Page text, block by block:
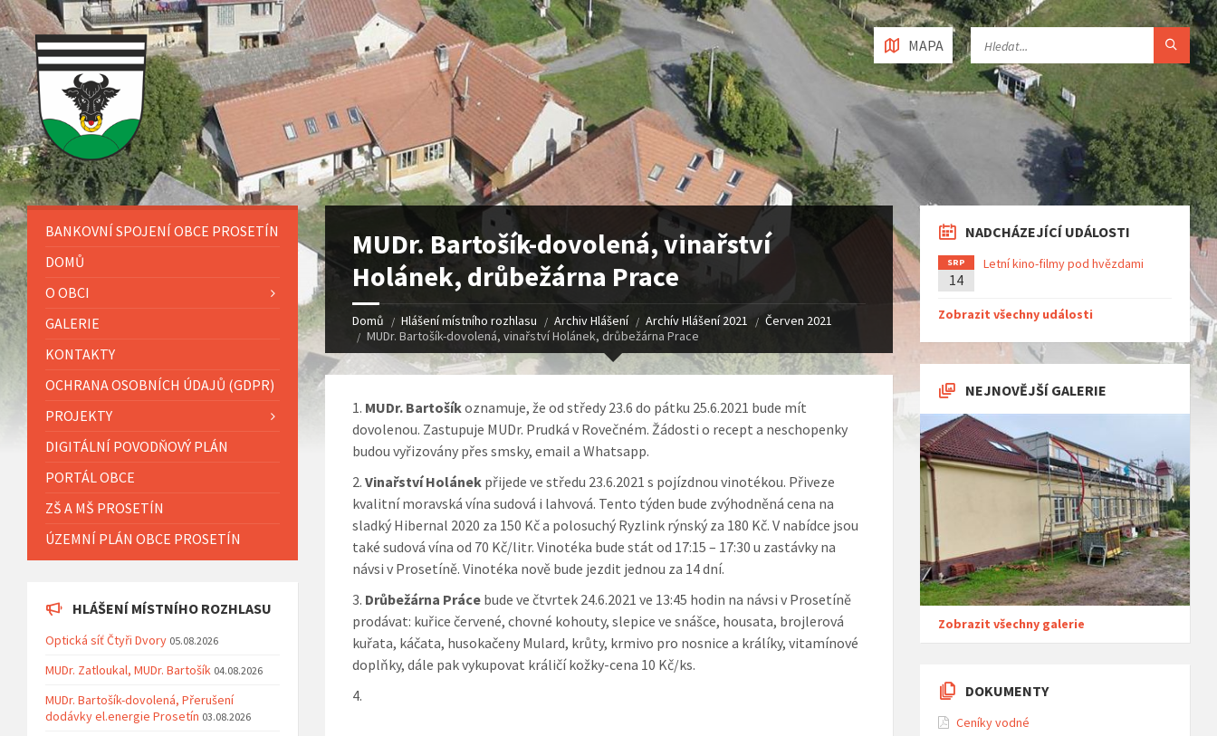
MAPA
MUDr. Bartošík-dovolená, vinařství
Holánek, drůbežárna Prace
Domů Hlášení místního rozhlasu Archiv Hlášení Archív Hlášení 2021
Červen 2021
MUDr. Bartošík-dovolená, vinařství Holánek, drůbežárna Prace
MUDr. Bartošíkoznamuje, že od středy 23.6 do pátku 25.6.2021 bude mít
dovolenou. Zastupuje MUDr. Prudká v Rovečném. Žádosti o recept a neschopenky
budou vyřizovány přes smsky, email a Whatsapp.
Vinařství Holánekpřijede ve středu 23.6.2021 s pojízdnou vinotékou. Přiveze
kvalitní moravská vína sudová i lahvová. Tento týden bude zvýhodněná cena na
sladký Hibernal 2020 za 150 Kč a polosuchý Ryzlink rýnský za 180 Kč. V nabídce jsou
také sudová vína od 70 Kč/litr. Vinotéka bude stát od 17:15 – 17:30 u zastávky na
návsi v Prosetíně. Vinotéka nově bude jezdit jednou za 14 dní.
Drůbežárna Prácebude ve čtvrtek 24.6.2021 ve 13:45 hodin na návsi v Prosetíně
prodávat: kuřice červené, chovné kohouty, slepice ve snášce, housata, brojlerová
kuřata, káčata, husokačeny Mulard, krůty, krmivo pro nosnice a králíky, vitamínové
doplňky, dále pak vykupovat králičí kožky-cena 10 Kč/ks.
BANKOVNÍ SPOJENÍ OBCE PROSETÍN
DOMŮ
O OBCI
GALERIE
KONTAKTY
OCHRANA OSOBNÍCH ÚDAJŮ (GDPR)
PROJEKTY
DIGITÁLNÍ POVODŇOVÝ PLÁN
PORTÁL OBCE
ZŠ A MŠ PROSETÍN
ÚZEMNÍ PLÁN OBCE PROSETÍN
HLÁŠENÍ MÍSTNÍHO ROZHLASU
Optická síť Čtyři Dvory 05.08.2026
MUDr. Zatloukal, MUDr. Bartošík 04.08.2026
MUDr. Bartošík-dovolená, Přerušení
dodávky el.energie Prosetín 03.08.2026
NADCHÁZEJÍCÍ UDÁLOSTI
SRP
14
Letní kino-filmy pod hvězdami
Zobrazit všechny události
NEJNOVĚJŠÍ GALERIE
Zobrazit všechny galerie
DOKUMENTY
Ceníky vodné